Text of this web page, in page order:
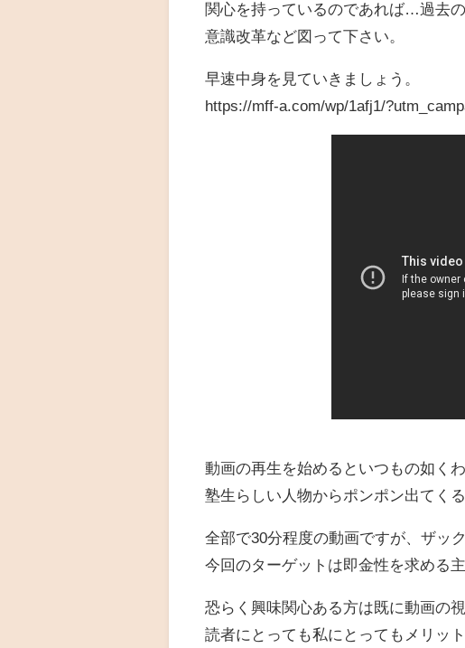
関心を持っているのであれば…過去
意識改革など図って下さい。
早速中身を見ていきましょう。
https://mff-a.com/wp/1afj1/
動画の再生を始めるといつもの如く
塾生らしい人物からポンポン出てくる
全部で30分程度の動画ですが、ザッ
今回のターゲットは即金性を求める
恐らく興味関心ある方は既に動画の
読者にとっても私にとってもメリッ